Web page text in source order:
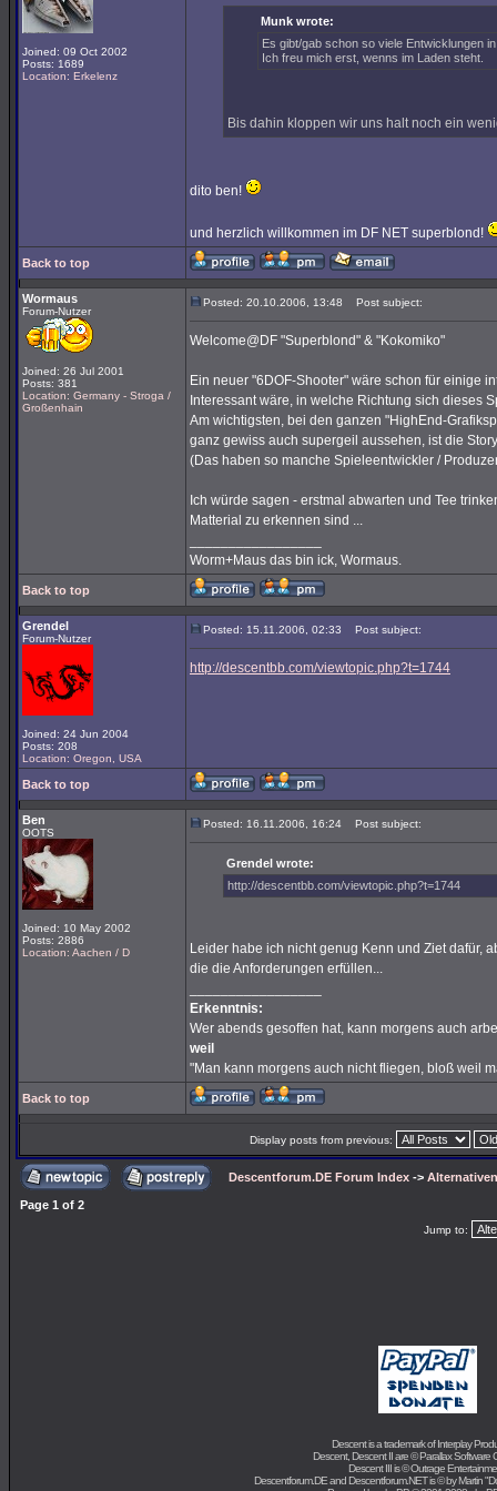
Joined: 09 Oct 2002
Posts: 1689
Location: Erkelenz
Munk wrote:
Es gibt/gab schon so viele Entwicklungen
Ich freu mich erst, wenns im Laden steht.
Bis dahin kloppen wir uns halt noch ein
dito ben!
und herzlich willkommen im DF NET superblond!
Back to top
Wormaus
Forum-Nutzer
Joined: 26 Jul 2001
Posts: 381
Location: Germany - Stroga /
Großenhain
Posted: 20.10.2006, 13:48 Post subject:
Welcome@DF "Superblond" & "Kokomiko"
Ein neuer "6DOF-Shooter" wäre schon für einige
Interessant wäre, in welche Richtung sich dieses
Am wichtigsten, bei den ganzen "HighEnd-
ganz gewiss auch supergeil aussehen, ist die
(Das haben so manche Spieleentwickler /
Ich würde sagen - erstmal abwarten und Tee
Matterial zu erkennen sind ...
Worm+Maus das bin ick, Wormaus.
Back to top
Grendel
Forum-Nutzer
Joined: 24 Jun 2004
Posts: 208
Location: Oregon, USA
Posted: 15.11.2006, 02:33 Post subject:
http://descentbb.com/viewtopic.php?t=1744
Back to top
Ben
OOTS
Joined: 10 May 2002
Posts: 2886
Location: Aachen / D
Posted: 16.11.2006, 16:24 Post subject:
Grendel wrote:
http://descentbb.com/viewtopic.php?t=1744
Leider habe ich nicht genug Kenn und Ziet dafür,
die die Anforderungen erfüllen...
Erkenntnis:
Wer abends gesoffen hat, kann morgens auch
weil
"Man kann morgens auch nicht fliegen, bloß weil
Back to top
Display posts from previous:
Descentforum.DE Forum Index ->
Page 1 of 2
Jump to:
Descent is a trademark ofInterplay
Descent, Descent II are ©Parallax Software
Descent III is ©Outrage
Descentforum.DE and Descentforum.NET is © byMartin